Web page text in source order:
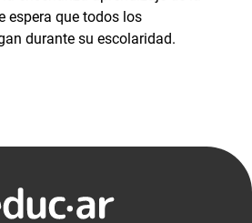
espera que todos los
durante su escolaridad.